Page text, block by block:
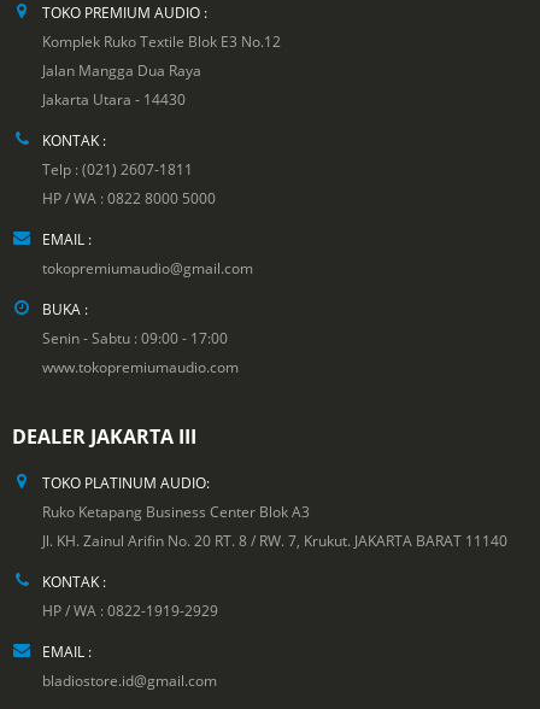
TOKO PREMIUM AUDIO :
Komplek Ruko Textile Blok E3 No.12
Jalan Mangga Dua Raya
Jakarta Utara - 14430
KONTAK :
Telp : (021) 2607-1811
HP / WA : 0822 8000 5000
EMAIL :
tokopremiumaudio@gmail.com
BUKA :
Senin - Sabtu : 09:00 - 17:00
www.tokopremiumaudio.com
DEALER JAKARTA III
TOKO PLATINUM AUDIO:
Ruko Ketapang Business Center Blok A3
Jl. KH. Zainul Arifin No. 20 RT. 8 / RW. 7, Krukut. JAKARTA BARAT 11140
KONTAK :
HP / WA : 0822-1919-2929
EMAIL :
bladiostore.id@gmail.com